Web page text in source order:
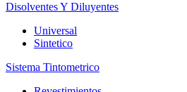
Disolventes Y Diluyentes
Universal
Sintetico
Sistema Tintometrico